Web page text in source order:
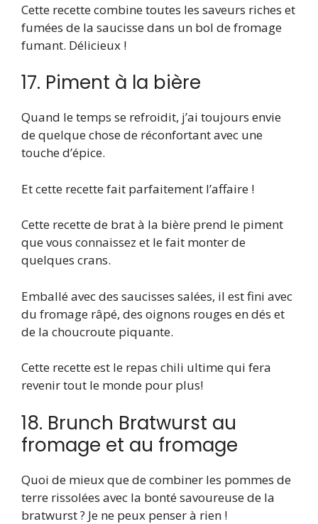
Cette recette combine toutes les saveurs riches et
fumées de la saucisse dans un bol de fromage
fumant. Délicieux !
17. Piment à la bière
Quand le temps se refroidit, j’ai toujours envie
de quelque chose de réconfortant avec une
touche d’épice.
Et cette recette fait parfaitement l’affaire !
Cette recette de brat à la bière prend le piment
que vous connaissez et le fait monter de
quelques crans.
Emballé avec des saucisses salées, il est fini avec
du fromage râpé, des oignons rouges en dés et
de la choucroute piquante.
Cette recette est le repas chili ultime qui fera
revenir tout le monde pour plus!
18. Brunch Bratwurst au
fromage et au fromage
Quoi de mieux que de combiner les pommes de
terre rissolées avec la bonté savoureuse de la
bratwurst ? Je ne peux penser à rien !